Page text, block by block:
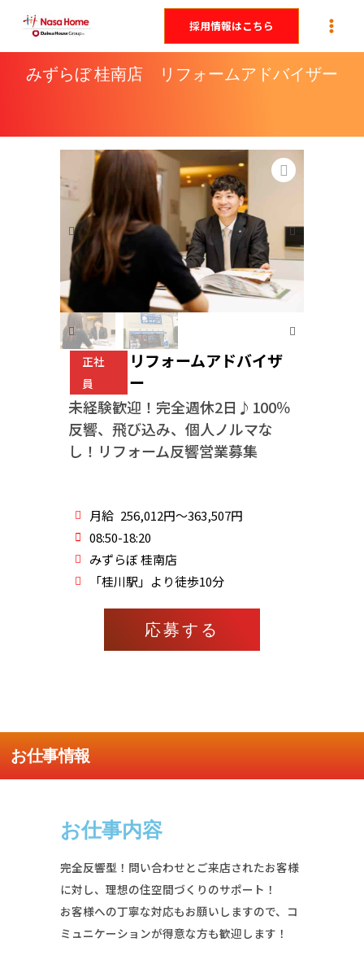
を
プ
採用情報はこちら
みずらぼ 桂南店 リフォームアドバイザー
正社
員
リフォームアドバイザ
ー
未経験歓迎！完全週休2日♪100％
反響、飛び込み、個人ノルマな
し！リフォーム反響営業募集
月給 256,012円～363,507円
08:50-18:20
みずらぼ 桂南店
「桂川駅」より徒歩10分
応募する
お仕事情報
お仕事内容
完全反響型！問い合わせとご来店されたお客様
に対し、理想の住空間づくりのサポート！
お客様への丁寧な対応もお願いしますので、コ
ミュニケーションが得意な方も歓迎します！